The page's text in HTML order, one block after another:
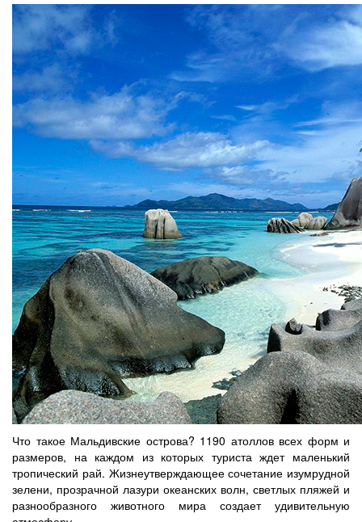
Что такое Мальдивские острова? 1190 атоллов всех форм и
размеров, на каждом из которых туриста ждет маленький
тропический рай. Жизнеутверждающее сочетание изумрудной
зелени, прозрачной лазури океанских волн, светлых пляжей и
разнообразного животного мира создает удивительную